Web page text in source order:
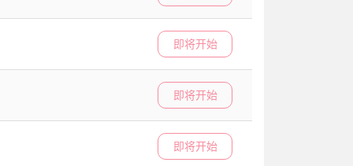
即将开始
即将开始
即将开始